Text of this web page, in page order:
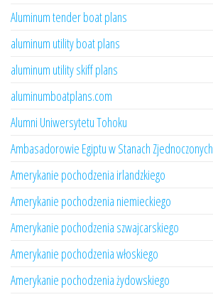
Aluminum tender boat plans
aluminum utility boat plans
aluminum utility skiff plans
aluminumboatplans.com
Alumni Uniwersytetu Tohoku
Ambasadorowie Egiptu w Stanach Zjednoczonych
Amerykanie pochodzenia irlandzkiego
Amerykanie pochodzenia niemieckiego
Amerykanie pochodzenia szwajcarskiego
Amerykanie pochodzenia włoskiego
Amerykanie pochodzenia żydowskiego